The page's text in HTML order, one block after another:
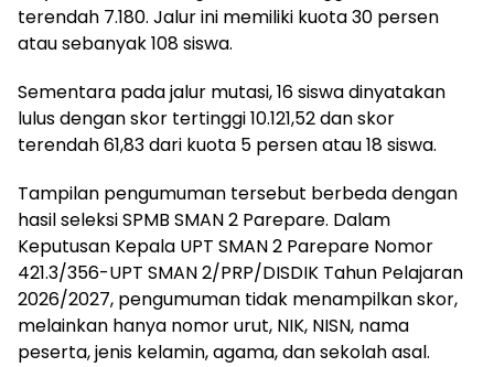
terendah 7.180. Jalur ini memiliki kuota 30 persen
atau sebanyak 108 siswa.
Sementara pada jalur mutasi, 16 siswa dinyatakan
lulus dengan skor tertinggi 10.121,52 dan skor
terendah 61,83 dari kuota 5 persen atau 18 siswa.
Tampilan pengumuman tersebut berbeda dengan
hasil seleksi SPMB SMAN 2 Parepare. Dalam
Keputusan Kepala UPT SMAN 2 Parepare Nomor
421.3/356-UPT SMAN 2/PRP/DISDIK Tahun Pelajaran
2026/2027, pengumuman tidak menampilkan skor,
melainkan hanya nomor urut, NIK, NISN, nama
peserta, jenis kelamin, agama, dan sekolah asal.